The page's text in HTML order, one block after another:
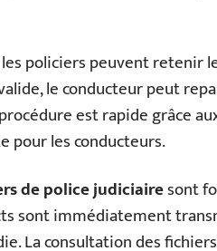
policiers peuvent retenir
le conducteur peut
est rapide grâce
pour les conducteurs.
de police judiciairesont
sont immédiatement
La consultation des